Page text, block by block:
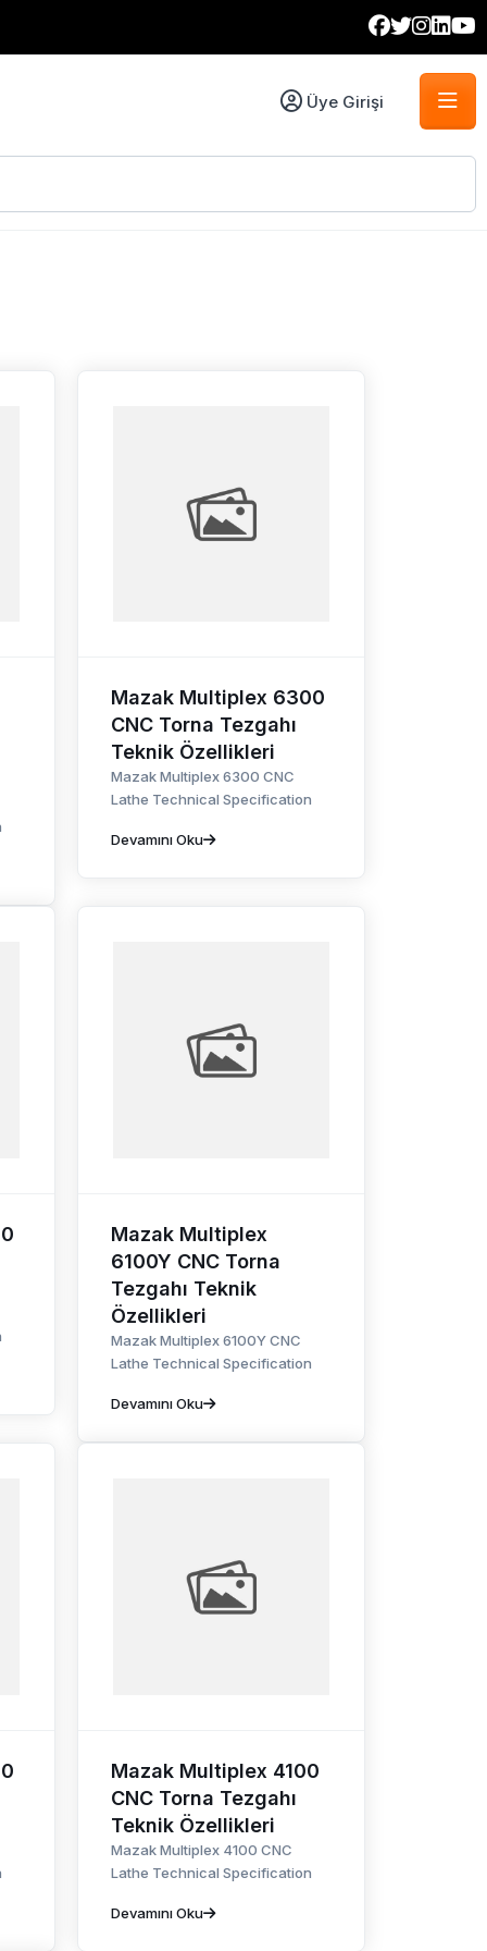
Üye Girişi
Mazak Multiplex 6300
CNC Torna Tezgahı
Teknik Özellikleri
Mazak Multiplex 6300 CNC
Lathe Technical Specification
Devamını Oku
Mazak Multiplex
6100Y CNC Torna
Tezgahı Teknik
Özellikleri
Mazak Multiplex 6100Y CNC
Lathe Technical Specification
Devamını Oku
Mazak Multiplex 4100
CNC Torna Tezgahı
Teknik Özellikleri
Mazak Multiplex 4100 CNC
Lathe Technical Specification
Devamını Oku